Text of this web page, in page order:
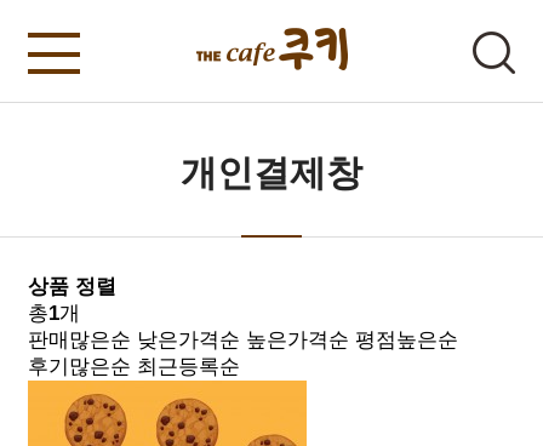
개인결제창
상품 정렬
총1개
판매많은순 낮은가격순 높은가격순 평점높은순
후기많은순 최근등록순